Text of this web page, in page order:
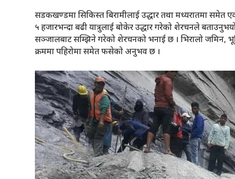
सडकखण्डमा सिकिस्त बिरामीलाई उद्धार तथा मध्यरातमा
५ हजारभन्दा बढी यात्रुलाई बोकेर उद्धार गरेको शेरचनले
सञ्जालबाट सम्झिने गरेको शेरचनको भनाई छ । भिरालो
क्रममा पहिरोमा समेत फसेको अनुभव छ ।